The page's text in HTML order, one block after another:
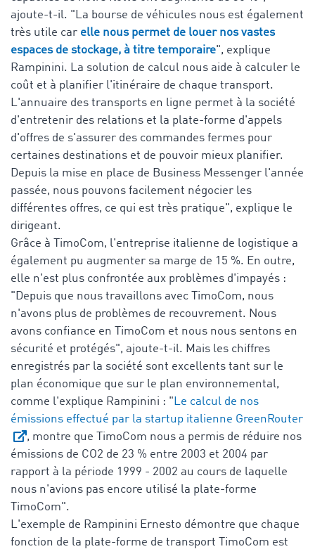
ajoute-t-il. "La bourse de véhicules nous est également
très utile car elle nous permet de louer nos vastes
espaces de stockage, à titre temporaire", explique
Rampinini. La solution de calcul nous aide à calculer le
coût et à planifier l'itinéraire de chaque transport.
L'annuaire des transports en ligne permet à la société
d'entretenir des relations et la plate-forme d'appels
d'offres de s'assurer des commandes fermes pour
certaines destinations et de pouvoir mieux planifier.
Depuis la mise en place de Business Messenger l'année
passée, nous pouvons facilement négocier les
différentes offres, ce qui est très pratique", explique le
dirigeant.
Grâce à TimoCom, l'entreprise italienne de logistique a
également pu augmenter sa marge de 15 %. En outre,
elle n'est plus confrontée aux problèmes d'impayés :
"Depuis que nous travaillons avec TimoCom, nous
n'avons plus de problèmes de recouvrement. Nous
avons confiance en TimoCom et nous nous sentons en
sécurité et protégés", ajoute-t-il. Mais les chiffres
enregistrés par la société sont excellents tant sur le
plan économique que sur le plan environnemental,
comme l'explique Rampinini : " Le calcul de nos
émissions effectué par la startup italienne GreenRouter
, montre que TimoCom nous a permis de réduire nos
émissions de CO2 de 23 % entre 2003 et 2004 par
rapport à la période 1999 - 2002 au cours de laquelle
nous n'avions pas encore utilisé la plate-forme
TimoCom".
L'exemple de Rampinini Ernesto démontre que chaque
fonction de la plate-forme de transport TimoCom est